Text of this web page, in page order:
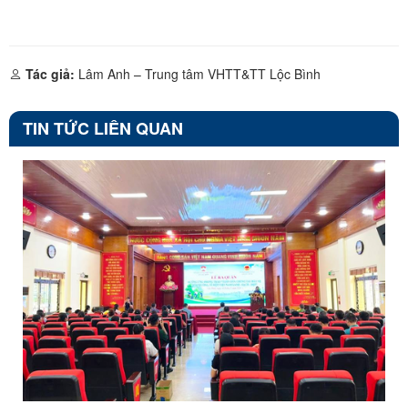
Tác giả: Lâm Anh – Trung tâm VHTT&TT Lộc Bình
TIN TỨC LIÊN QUAN